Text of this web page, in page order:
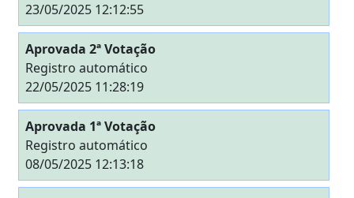
23/05/2025 12:12:55
Aprovada 2ª Votação
Registro automático
22/05/2025 11:28:19
Aprovada 1ª Votação
Registro automático
08/05/2025 12:13:18